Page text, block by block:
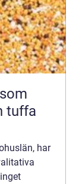
tuffa
har